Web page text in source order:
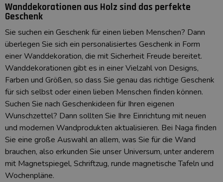
Wanddekorationen aus Holz sind das perfekte
Geschenk
Sie suchen ein Geschenk für einen lieben Menschen? Dann
überlegen Sie sich ein personalisiertes Geschenk in Form
einer Wanddekoration, die mit Sicherheit Freude bereitet.
Wanddekorationen gibt es in einer Vielzahl von Designs,
Farben und Größen, so dass Sie genau das richtige Geschenk
für sich selbst oder einen lieben Menschen finden können.
Suchen Sie nach Geschenkideen für Ihren eigenen
Wunschzettel? Dann sollten Sie Ihre Einrichtung mit neuen
und modernen Wandprodukten aktualisieren. Bei Naga finden
Sie eine große Auswahl an allem, was Sie für die Wand
brauchen, also erkunden Sie unser Universum, unter anderem
mit Magnetspiegel, Schriftzug, runde magnetische Tafeln und
Wochenpläne.